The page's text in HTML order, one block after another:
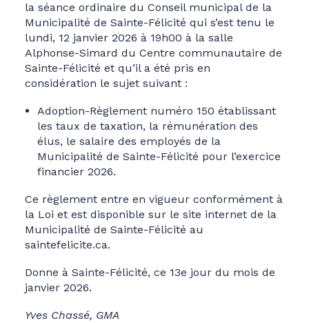
la séance ordinaire du Conseil municipal de la
Municipalité de Sainte-Félicité qui s’est tenu le
lundi, 12 janvier 2026 à 19h00 à la salle
Alphonse-Simard du Centre communautaire de
Sainte-Félicité et qu’il a été pris en
considération le sujet suivant :
Adoption-Règlement numéro 150 établissant
les taux de taxation, la rémunération des
élus, le salaire des employés de la
Municipalité de Sainte-Félicité pour l’exercice
financier 2026.
Ce règlement entre en vigueur conformément à
la Loi et est disponible sur le site internet de la
Municipalité de Sainte-Félicité au
saintefelicite.ca.
Donne à Sainte-Félicité, ce 13e jour du mois de
janvier 2026.
Yves Chassé, GMA